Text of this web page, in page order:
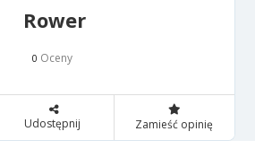
Rower
0 Oceny
Udostępnij Zamieść opinię